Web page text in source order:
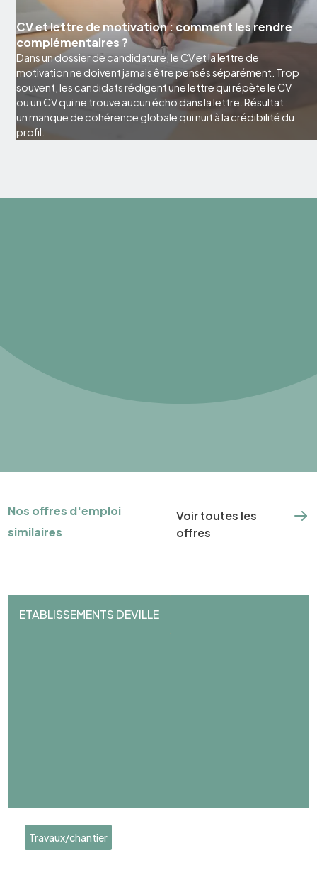
CV et lettre de motivation : comment les rendre
complémentaires ?
Dans un dossier de candidature, le CV et la lettre de
motivation ne doivent jamais être pensés séparément. Trop
souvent, les candidats rédigent une lettre qui répète le CV
ou un CV qui ne trouve aucun écho dans la lettre. Résultat :
un manque de cohérence globale qui nuit à la crédibilité du
profil.
Nos offres d'emploi
similaires
Voir toutes les
offres
ETABLISSEMENTS DEVILLE
Travaux/chantier